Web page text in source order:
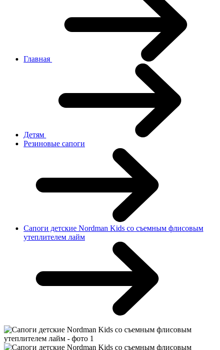
Главная
Детям
Резиновые сапоги
Сапоги детские Nordman Kids со съемным флисовым
утеплителем лайм